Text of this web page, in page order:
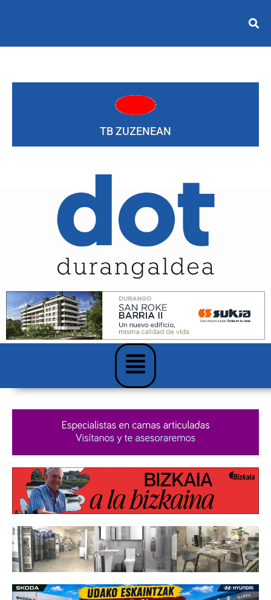
TB ZUZENEAN